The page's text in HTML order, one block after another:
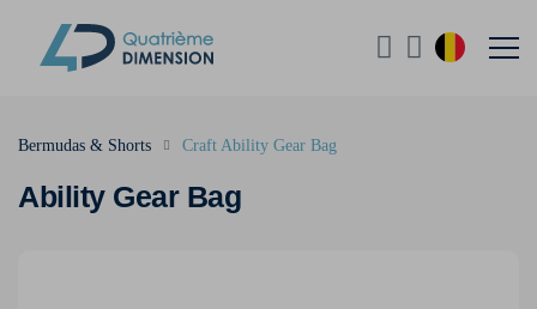
Ability Gear Bag
Bermudas & Shorts Craft Ability Gear Bag